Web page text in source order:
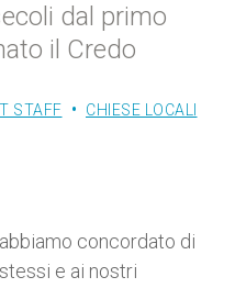
dal primo
il Credo
STAFF CHIESE LOCALI
concordato di
e ai nostri